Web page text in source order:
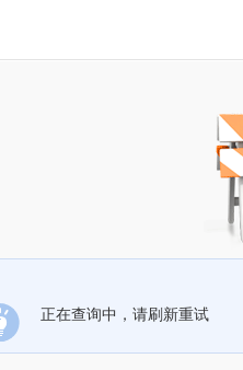
正在查询中，请刷新重试